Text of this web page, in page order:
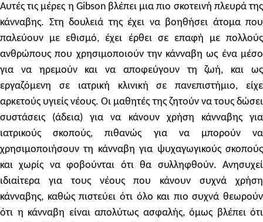
Αυτές τις μέρες η Gibson βλέπει μια πιο σκοτεινή πλευρά της
κάνναβης. Στη δουλειά της έχει να βοηθήσει άτομα που
παλεύουν με εθισμό, έχει έρθει σε επαφή με πολλούς
ανθρώπους που χρησιμοποιούν την κάνναβη ως ένα μέσο
για να ηρεμούν και να αποφεύγουν τη ζωή, και ως
εργαζόμενη σε ιατρική κλινική σε πανεπιστήμιο, είχε
αρκετούς υγιείς νέους. Οι μαθητές της ζητούν να τους δώσει
συστάσεις (άδεια) για να κάνουν χρήση κάνναβης για
ιατρικούς σκοπούς, πιθανώς για να μπορούν να
χρησιμοποιήσουν τη κάνναβη για ψυχαγωγικούς σκοπούς
και χωρίς να φοβούνται ότι θα συλληφθούν. Ανησυχεί
ιδιαίτερα για τους νέους που κάνουν συχνά χρήση
κάνναβης, καθώς πιστεύει ότι όλο και πιο συχνά θεωρούν
ότι η κάνναβη είναι απολύτως ασφαλής, όμως βλέπει ότι